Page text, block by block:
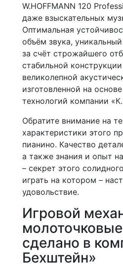
W.HOFFMANN 120
даже взыскательных
Оптимальная
объём звука,
за счёт строжайшего
стабильной
великолепной
изготовленной на
технологий компании
Обратите внимание на
характеристики этого
пианино. Качество
а также знания и опыт
– секрет этого
играть на котором –
удовольствие.
Игровой
сделано в
Бехштейн»